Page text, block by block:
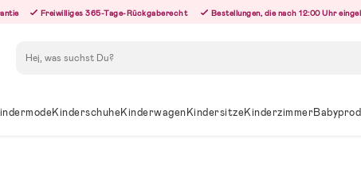
Freiwilliges 365-Tage-Rückgaberecht Bestellungen, die nach 12:00 Uhr
KinderschuheKinderwagenKindersitzeKinderzimmer